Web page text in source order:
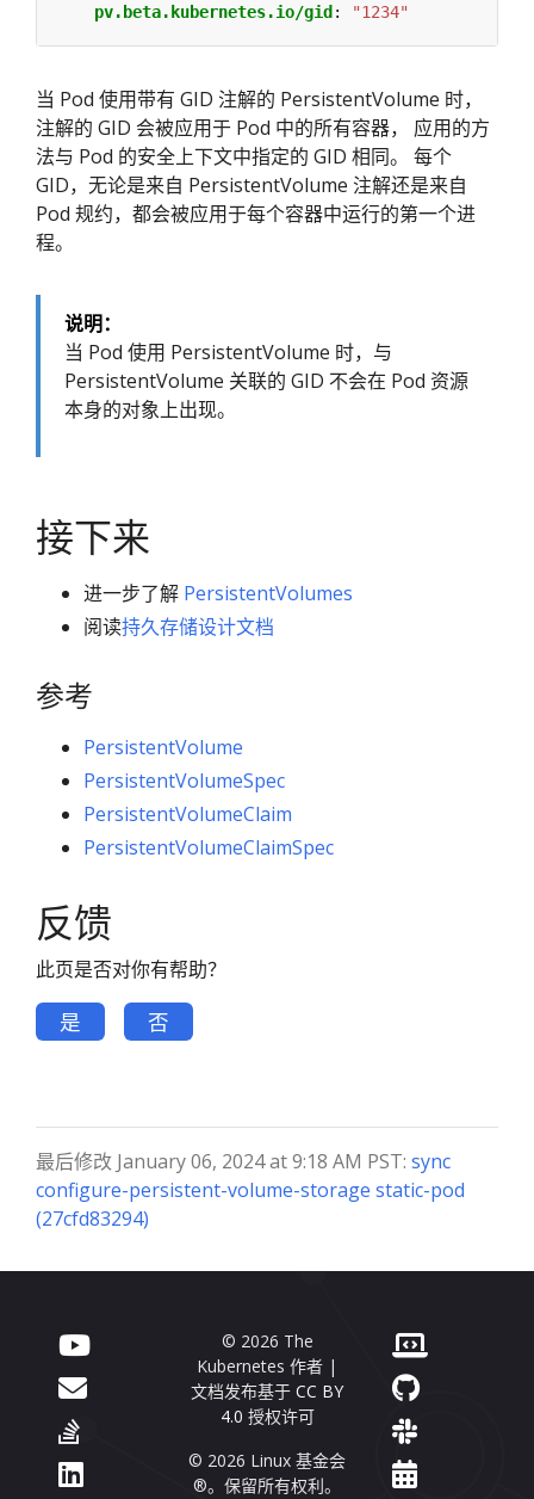
pv.beta.kubernetes.io/gid : "1234"
当 Pod 使用带有 GID 注解的 PersistentVolume 时，
注解的 GID 会被应用于 Pod 中的所有容器， 应用的方
法与 Pod 的安全上下文中指定的 GID 相同。 每个
GID，无论是来自 PersistentVolume 注解还是来自
Pod 规约，都会被应用于每个容器中运行的第一个进
程。
说明：
当 Pod 使用 PersistentVolume 时，与
PersistentVolume 关联的 GID 不会在 Pod 资源
本身的对象上出现。
接下来
进一步了解 PersistentVolumes
阅读持久存储设计文档
参考
PersistentVolume
PersistentVolumeSpec
PersistentVolumeClaim
PersistentVolumeClaimSpec
反馈
此页是否对你有帮助？
是 否
最后修改 January 06, 2024 at 9:18 AM PST: sync
configure-persistent-volume-storage static-pod
(27cfd83294)
© 2026 The
Kubernetes 作者 |
文档发布基于 CC BY
4.0 授权许可
© 2026 Linux 基金会
®。保留所有权利。